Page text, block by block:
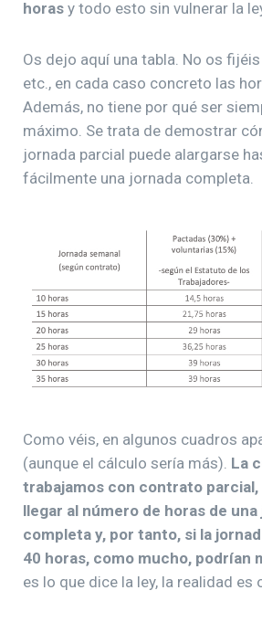
horas y todo esto sin vulnerar la
Os dejo aquí una tabla. No os
etc., en cada caso concreto las
Además, no tiene por qué ser
máximo. Se trata de demostrar
jornada parcial puede alargarse
fácilmente una jornada completa.
Como véis, en algunos cuadros
(aunque el cálculo sería más). La
trabajamos con contrato parcial,
llegar al número de horas de una
completa y, por tanto, si la
40 horas, como mucho, podrían
es lo que dice la ley, la realidad es